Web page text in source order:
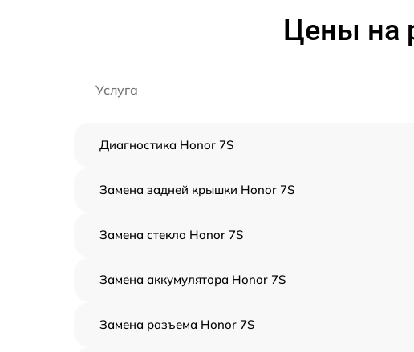
Цены на
Услуга
Диагностика Honor 7S
Замена задней крышки Honor 7S
Замена стекла Honor 7S
Замена аккумулятора Honor 7S
Замена разъема Honor 7S